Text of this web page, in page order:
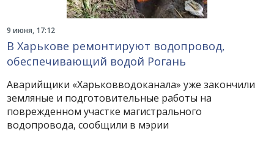
9 июня, 17:12
В Харькове ремонтируют водопровод,
обеспечивающий водой Рогань
Аварийщики «Харьковводоканала» уже закончили
земляные и подготовительные работы на
поврежденном участке магистрального
водопровода, сообщили в мэрии